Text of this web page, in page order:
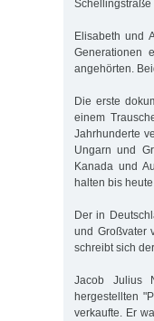
Schellingstraße
Elisabeth und
Generationen
angehörten.
Die erste
einem
Jahrhunderte
Ungarn und
Kanada und
halten bis
Der in
und Großvater
schreibt sich
Jacob Julius
hergestellten
verkaufte. Er